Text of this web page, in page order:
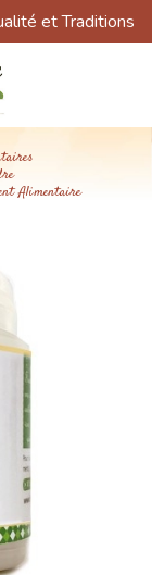
et Traditions
Alimentaire